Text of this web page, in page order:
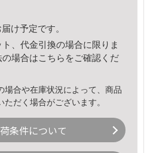
け予定です。
、代金引換の場合に限りま
場合はこちら をご確認くだ
合や在庫状況によって、商品
だく場合がございます。
条件について